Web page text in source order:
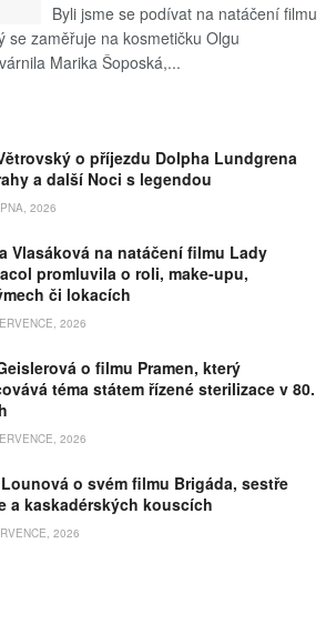
Byli jsme se podívat na natáčení filmu
se zaměřuje na kosmetičku Olgu
Marika Šoposká,...
o příjezdu Dolpha Lundgrena
a další Noci s legendou
2026
Vlasáková na natáčení filmu Lady
promluvila o roli, make-upu,
či lokacích
2026
o filmu Pramen, který
téma státem řízené sterilizace v 80.
2026
o svém filmu Brigáda, sestře
a kaskadérských kouscích
2026